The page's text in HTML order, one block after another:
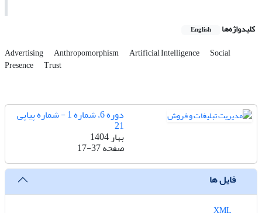
کلیدواژه‌ها English
Advertising Anthropomorphism Artificial Intelligence Social
Presence Trust
دوره 6، شماره 1 - شماره پیاپی
21
بهار 1404
صفحه17-37
فایل ها